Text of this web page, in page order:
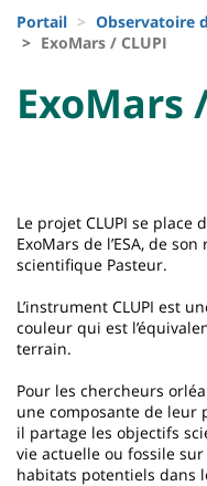
liste
composantes
d'Ariane
Portail
Observatoire
ExoMars / CLUPI
University
University
content
Titre
ExoMars
Contenu
de
la
page
principale
Le projet CLUPI se place
ExoMars de l’ESA, de
scientifique Pasteur.
L’instrument CLUPI est
couleur qui est
terrain.
Pour les chercheurs
une composante de leur
il partage les objectifs
vie actuelle ou fossile
habitats potentiels dans